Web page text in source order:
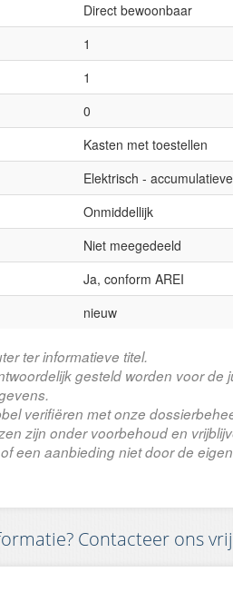
Direct bewoonbaar
1
1
0
Kasten met toestellen
Elektrisch -
Onmiddellijk
Niet meegedeeld
Ja, conform AREI
nieuw
ter informatieve titel.
gesteld worden voor de
verifiëren met onze
zijn onder voorbehoud en
een aanbieding niet door de
Contacteer ons